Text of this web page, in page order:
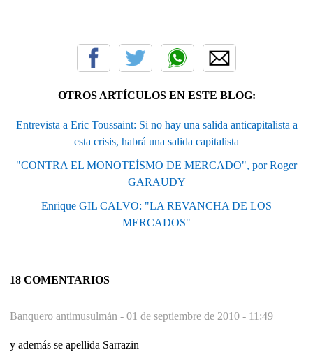
OTROS ARTÍCULOS EN ESTE BLOG:
Entrevista a Eric Toussaint: Si no hay una salida anticapitalista a
esta crisis, habrá una salida capitalista
"CONTRA EL MONOTEÍSMO DE MERCADO", por Roger
GARAUDY
Enrique GIL CALVO: "LA REVANCHA DE LOS
MERCADOS"
18 COMENTARIOS
Banquero antimusulmán - 01 de septiembre de 2010 - 11:49
y además se apellida Sarrazin